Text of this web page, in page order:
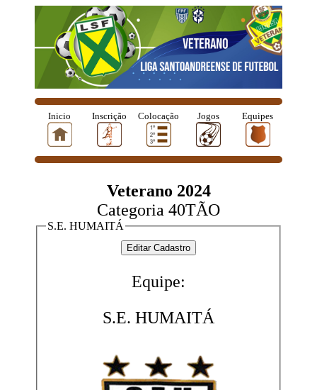
Inicio Inscrição Colocação Jogos Equipes
Veterano 2024
Categoria 40TÃO
S.E. HUMAITÁ
Equipe:
S.E. HUMAITÁ